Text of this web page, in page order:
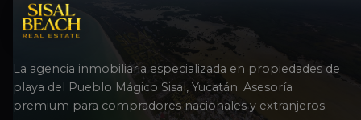
La agencia inmobiliaria especializada en propiedades de
playa del Pueblo Mágico Sisal, Yucatán. Asesoría
premium para compradores nacionales y extranjeros.